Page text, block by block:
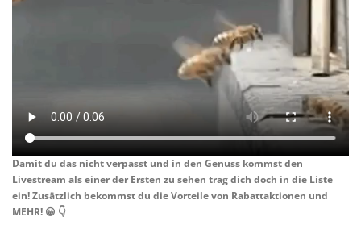
Damit du das nicht verpasst und in den Genuss kommst den
Livestream als einer der Ersten zu sehen trag dich doch in die Liste
ein! Zusätzlich bekommst du die Vorteile von Rabattaktionen und
MEHR! 😀 👇